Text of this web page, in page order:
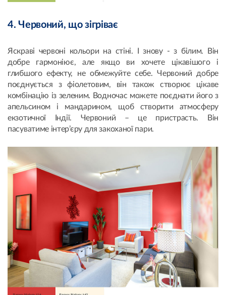
4. Червоний, що зігріває
Яскраві червоні кольори на стіні. І знову - з білим. Він
добре гармоніює, але якщо ви хочете цікавішого і
глибшого ефекту, не обмежуйте себе. Червоний добре
поєднується з фіолетовим, він також створює цікаве
комбінацію із зеленим. Водночас можете поєднати його з
апельсином і мандарином, щоб створити атмосферу
екзотичної Індії. Червоний – це пристрасть. Він
пасуватиме інтер’єру для закоханої пари.